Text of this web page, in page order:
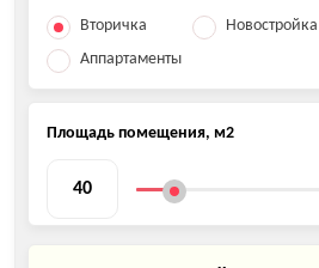
Вторичка
Новостройка
Аппартаменты
Площадь помещения, м2